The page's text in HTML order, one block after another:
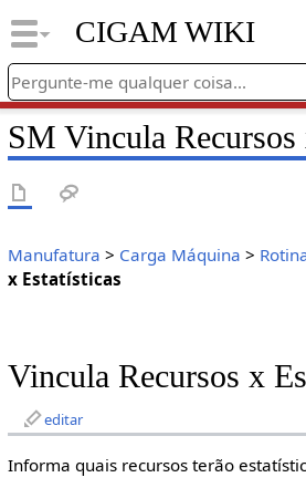
CIGAM WIKI
SM Vincula Recursos
Manufatura > Carga Máquina >
x Estatísticas
Vincula Recursos x
editar
Informa quais recursos terão